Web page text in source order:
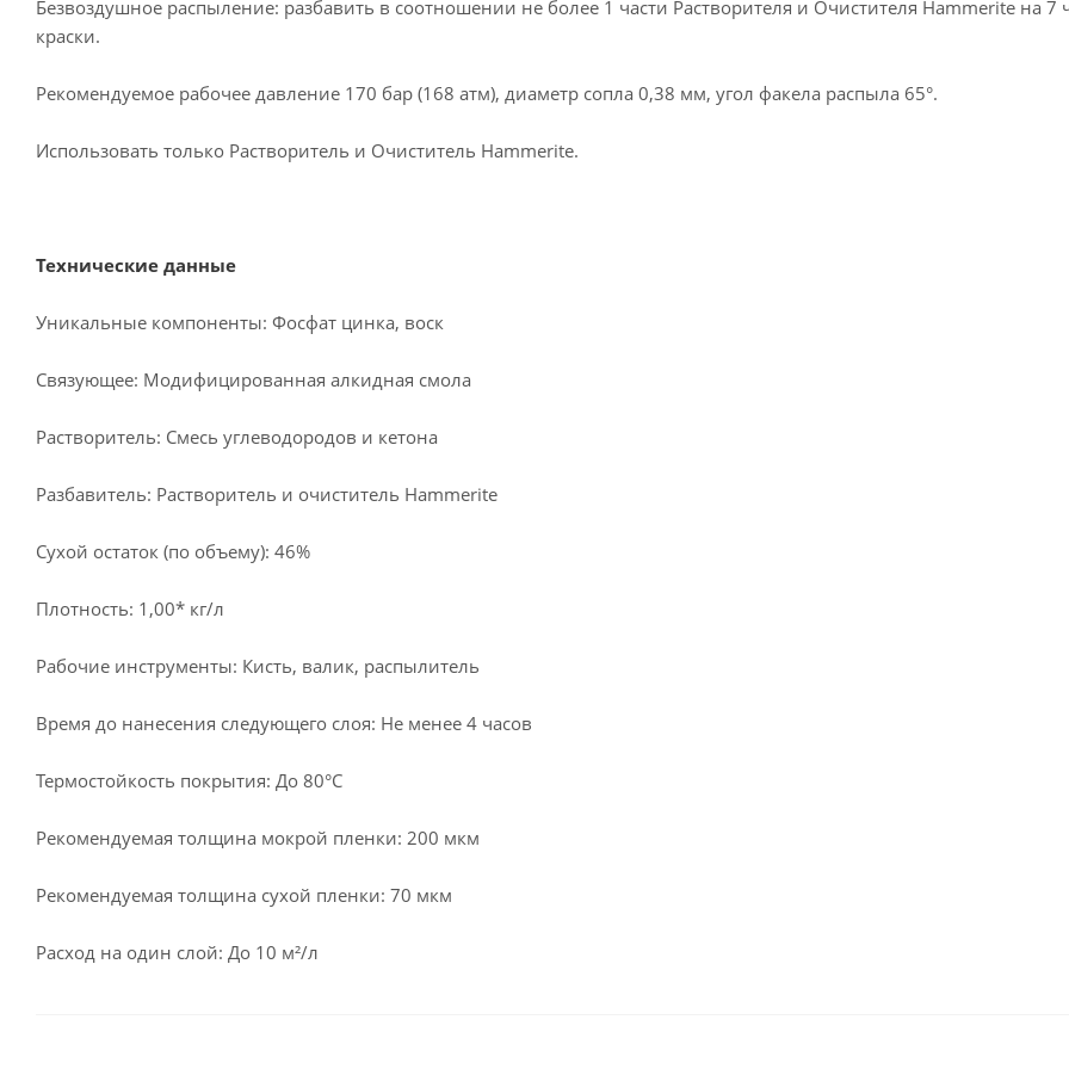
Безвоздушное распыление: разбавить в соотношении не более 1 части Растворителя и Очистителя Hammerite на 7
краски.
Рекомендуемое рабочее давление 170 бар (168 атм), диаметр сопла 0,38 мм, угол факела распыла 65°.
Использовать только Растворитель и Очиститель Hammerite.
Технические данные
Уникальные компоненты: Фосфат цинка, воск
Связующее: Модифицированная алкидная смола
Растворитель: Смесь углеводородов и кетона
Разбавитель: Растворитель и очиститель Hammerite
Сухой остаток (по объему): 46%
Плотность: 1,00* кг/л
Рабочие инструменты: Кисть, валик, распылитель
Время до нанесения следующего слоя: Не менее 4 часов
Термостойкость покрытия: До 80°С
Рекомендуемая толщина мокрой пленки: 200 мкм
Рекомендуемая толщина сухой пленки: 70 мкм
Расход на один слой: До 10 м²/л